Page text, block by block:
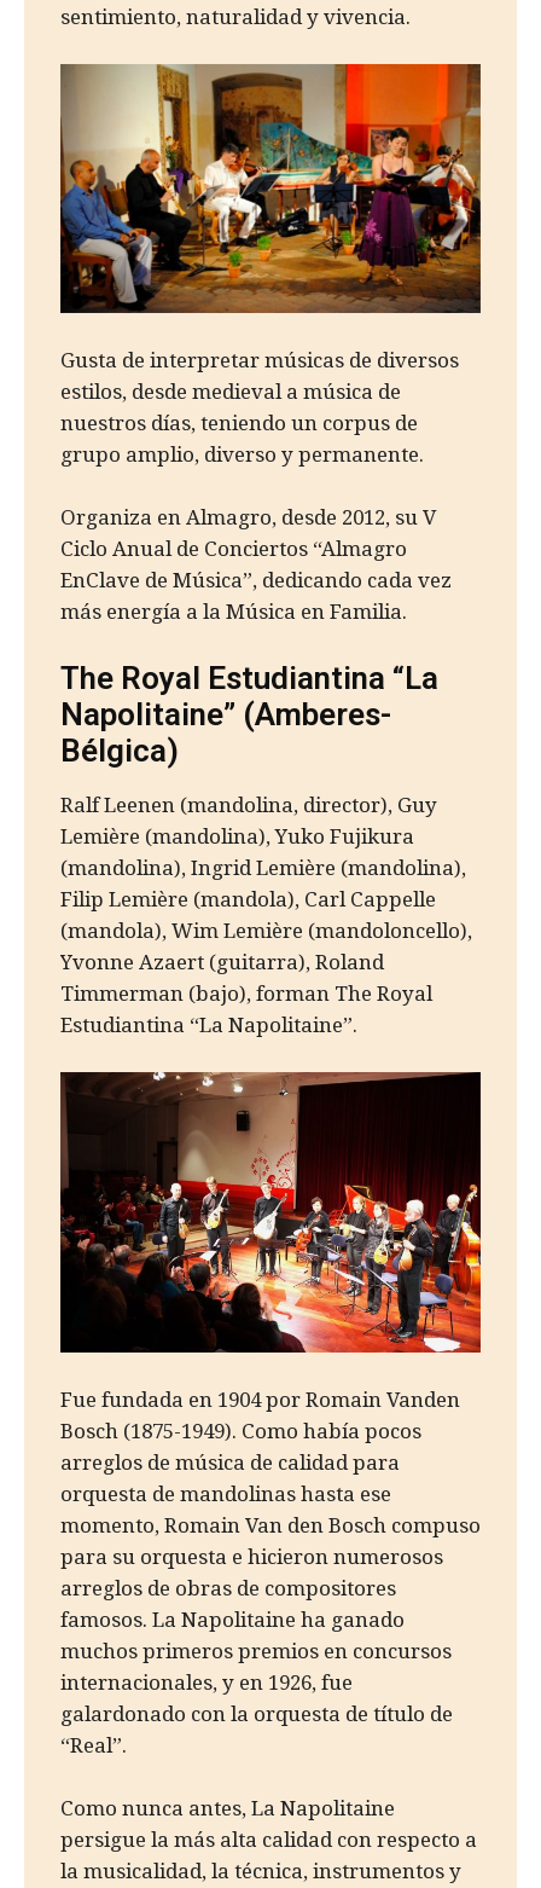
sentimiento, naturalidad y vivencia.
Gusta de interpretar músicas de diversos
estilos, desde medieval a música de
nuestros días, teniendo un corpus de
grupo amplio, diverso y permanente.
Organiza en Almagro, desde 2012, su V
Ciclo Anual de Conciertos “Almagro
EnClave de Música”, dedicando cada vez
más energía a la Música en Familia.
The Royal Estudiantina “La
Napolitaine” (Amberes-
Bélgica)
Ralf Leenen (mandolina, director), Guy
Lemière (mandolina), Yuko Fujikura
(mandolina), Ingrid Lemière (mandolina),
Filip Lemière (mandola), Carl Cappelle
(mandola), Wim Lemière (mandoloncello),
Yvonne Azaert (guitarra), Roland
Timmerman (bajo), forman The Royal
Estudiantina “La Napolitaine”.
Fue fundada en 1904 por Romain Vanden
Bosch (1875-1949). Como había pocos
arreglos de música de calidad para
orquesta de mandolinas hasta ese
momento, Romain Van den Bosch compuso
para su orquesta e hicieron numerosos
arreglos de obras de compositores
famosos. La Napolitaine ha ganado
muchos primeros premios en concursos
internacionales, y en 1926, fue
galardonado con la orquesta de título de
“Real”.
Como nunca antes, La Napolitaine
persigue la más alta calidad con respecto a
la musicalidad, la técnica, instrumentos y